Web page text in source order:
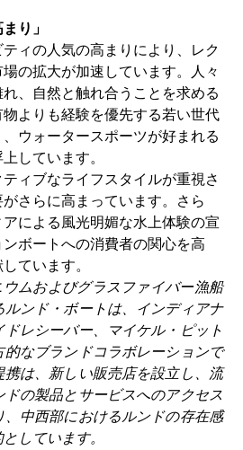
り」
ィの人気の高まりにより、レク
の拡大が加速しています。人々
、自然と触れ合うことを求める
よりも経験を優先する若い世代
ウォータースポーツが好まれる
しています。
ィブなライフスタイルが重視さ
さらに高まっています。さら
による風光明媚な水上体験の宣
ボートへの消費者の関心を高
ています。
ムおよびグラスファイバー漁船
ンド・ボートは、インディアナ
レシーバー、マイケル・ピット
的なブランドコラボレーションで
は、新しい販売店を設立し、流
の製品とサービスへのアクセス
中西部におけるルンドの存在感
しています。